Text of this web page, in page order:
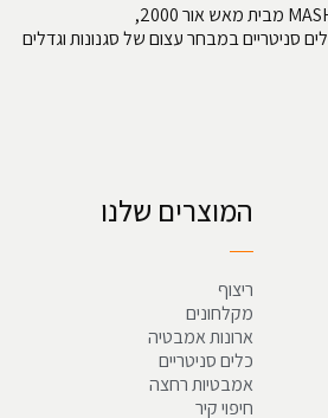
סניטריים במבחר עצום של סגנונות וגדלים
המוצרים שלנו
ריצוף
מקלחונים
ארונות אמבטיה
כלים סניטריים
אמבטיות רחצה
חיפוי קיר